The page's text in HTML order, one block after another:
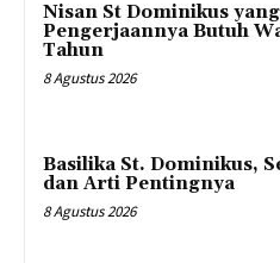
Nisan St Dominikus yang
Pengerjaannya Butuh
Tahun
8 Agustus 2026
Basilika St. Dominikus,
dan Arti Pentingnya
8 Agustus 2026